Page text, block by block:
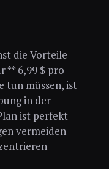
die Vorteile
** 6,99 $ pro
tun müssen, ist
in der
ist perfekt
vermeiden